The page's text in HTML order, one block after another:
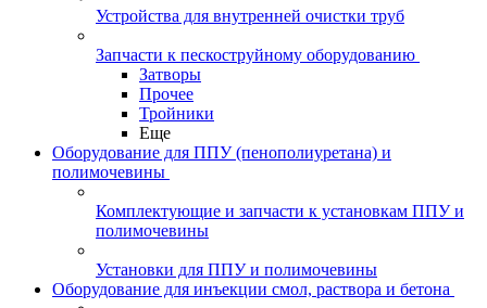
Устройства для внутренней очистки труб
Запчасти к пескоструйному оборудованию
Затворы
Прочее
Тройники
Еще
Оборудование для ППУ (пенополиуретана) и
полимочевины
Комплектующие и запчасти к установкам ППУ и
полимочевины
Установки для ППУ и полимочевины
Оборудование для инъекции смол, раствора и бетона